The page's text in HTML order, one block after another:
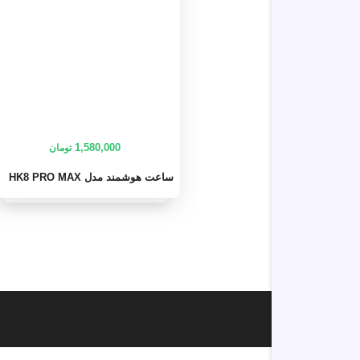
1,580,000 تومان
ساعت هوشمند مدل HK8 PRO MAX